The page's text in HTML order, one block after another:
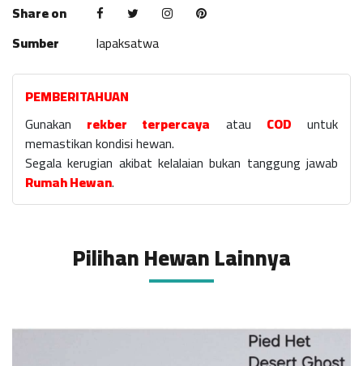
Share on
Sumber
lapaksatwa
PEMBERITAHUAN
Gunakan rekber terpercaya atau COD untuk
memastikan kondisi hewan.
Segala kerugian akibat kelalaian bukan tanggung jawab
Rumah Hewan.
Pilihan Hewan Lainnya